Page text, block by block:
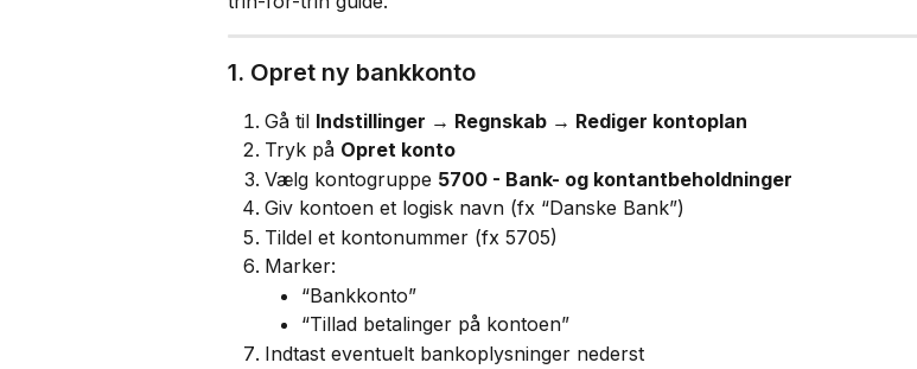
1. Opret ny bankkonto
Gå til Indstillinger → Regnskab → Rediger kontoplan
Tryk på Opret konto
Vælg kontogruppe 5700 - Bank- og kontantbeholdninger
Giv kontoen et logisk navn (fx “Danske Bank”)
Tildel et kontonummer (fx 5705)
Marker:
“Bankkonto”
“Tillad betalinger på kontoen”
Indtast eventuelt bankoplysninger nederst